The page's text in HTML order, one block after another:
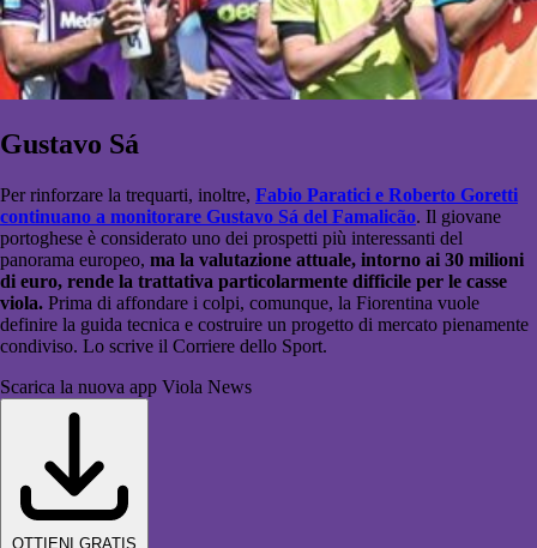
Gustavo Sá
Per rinforzare la trequarti, inoltre, Fabio Paratici e Roberto Goretti
continuano a monitorare Gustavo Sá del Famalicão. Il giovane
portoghese è considerato uno dei prospetti più interessanti del
panorama europeo, ma la valutazione attuale, intorno ai 30 milioni
di euro, rende la trattativa particolarmente difficile per le casse
viola. Prima di affondare i colpi, comunque, la Fiorentina vuole
definire la guida tecnica e costruire un progetto di mercato pienamente
condiviso. Lo scrive il Corriere dello Sport.
Scarica la nuova app Viola News
OTTIENI GRATIS